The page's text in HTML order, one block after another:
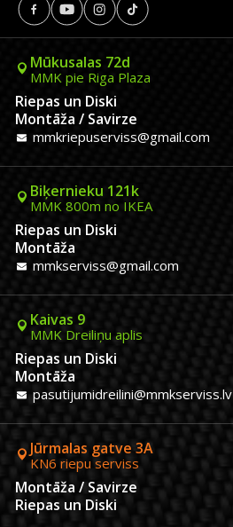
Mūkusalas 72d
MMK pie Riga Plaza
Riepas un Diski
Montāža / Savirze
mmkriepuserviss@gmail.com
Biķernieku 121k
MMK 800m no IKEA
Riepas un Diski
Montāža
mmkserviss@gmail.com
Kaivas 9
MMK Dreiliņu aplis
Riepas un Diski
Montāža
pasutijumidreilini@mmkserviss.lv
Jūrmalas gatve 3A
KN6 riepu serviss
Montāža / Savirze
Riepas un Diski